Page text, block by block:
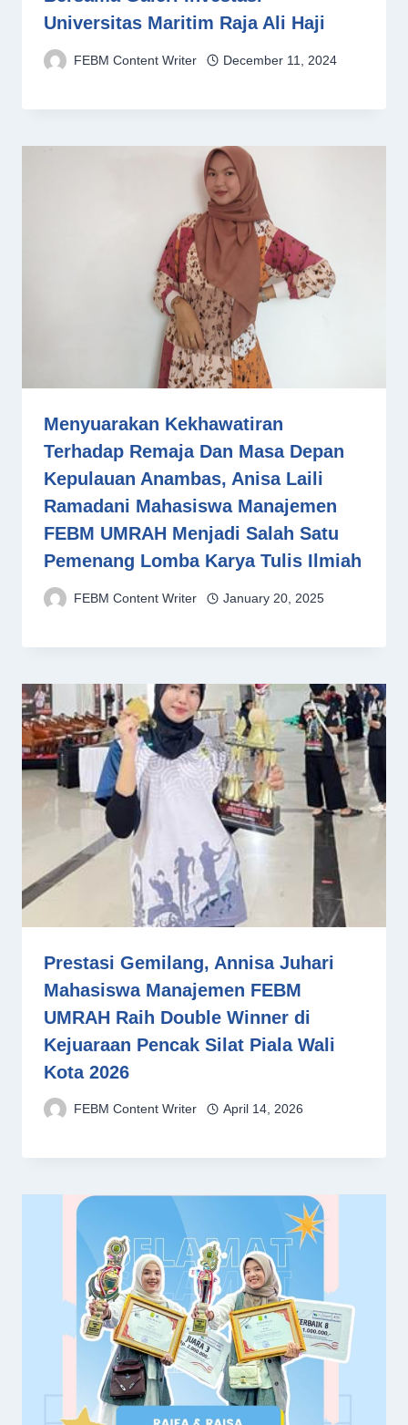
Universitas Maritim Raja Ali Haji
FEBM Content Writer December 11, 2024
Menyuarakan Kekhawatiran
Terhadap Remaja Dan Masa Depan
Kepulauan Anambas, Anisa Laili
Ramadani Mahasiswa Manajemen
FEBM UMRAH Menjadi Salah Satu
Pemenang Lomba Karya Tulis Ilmiah
FEBM Content Writer January 20, 2025
Prestasi Gemilang, Annisa Juhari
Mahasiswa Manajemen FEBM
UMRAH Raih Double Winner di
Kejuaraan Pencak Silat Piala Wali
Kota 2026
FEBM Content Writer April 14, 2026